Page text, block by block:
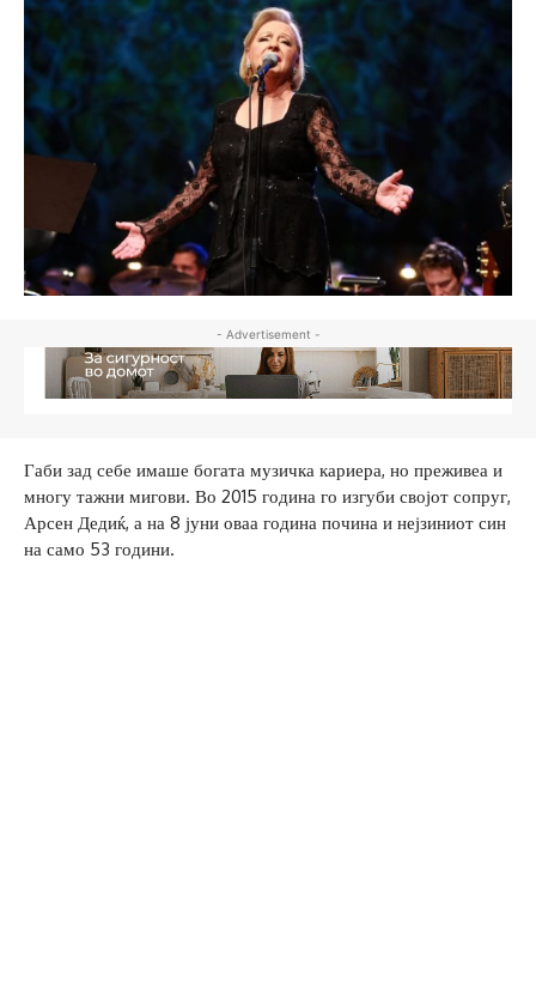
- Advertisement -
Габи зад себе имаше богата музичка кариера, но преживеа и
многу тажни мигови. Во 2015 година го изгуби својот сопруг,
Арсен Дедиќ, а на 8 јуни оваа година почина и нејзиниот син
на само 53 години.